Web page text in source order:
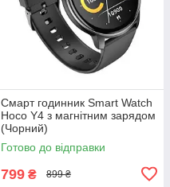
Смарт годинник Smart Watch
Hoco Y4 з магнітним зарядом
(Чорний)
Готово до відправки
799 ₴ 899 ₴